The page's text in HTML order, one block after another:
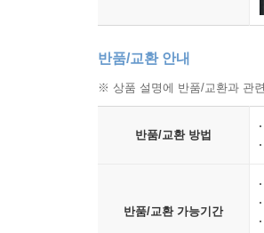
반품/교환 안내
※ 상품 설명에 반품/교환과 관
반품/교환 방법
반품/교환 가능기간